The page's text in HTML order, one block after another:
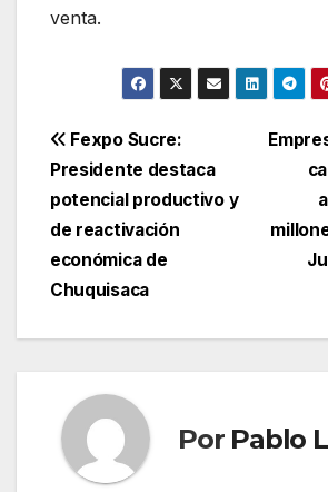
venta.
Navegación
de
entradas
Fexpo Sucre:
Presidente destaca
potencial productivo y
de reactivación
económica de
Chuquisaca
Por Pablo